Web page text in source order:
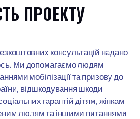
ПРОЕКТУ
консультацій надано
Ми допомагаємо людям
мобілізації та призову до
відшкодування шкоди
гарантій дітям, жінкам
люлям та іншими питаннями